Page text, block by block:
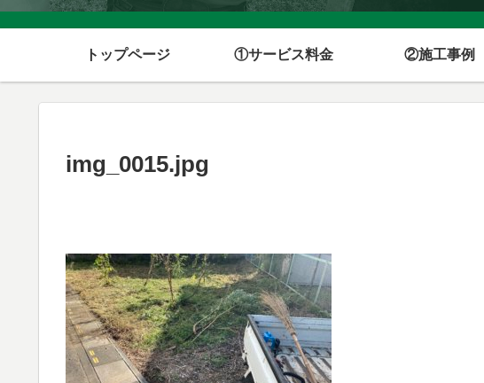
トップページ ①サービス料金 ②施工事例
img_0015.jpg